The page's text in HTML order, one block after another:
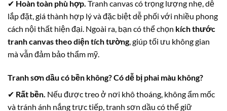
✔ Hoàn toàn phù hợp. Tranh canvas có trọng lượng nhẹ, dễ
lắp đặt, giá thành hợp lý và đặc biệt dễ phối với nhiều phong
cách nội thất hiện đại. Ngoài ra, bạn có thể chọn kích thước
tranh canvas theo diện tích tường, giúp tối ưu không gian
mà vẫn đảm bảo thẩm mỹ.
Tranh sơn dầu có bền không? Có dễ bị phai màu không?
✔ Rất bền. Nếu được treo ở nơi khô thoáng, không ẩm mốc
và tránh ánh nắng trực tiếp, tranh sơn dầu có thể giữ